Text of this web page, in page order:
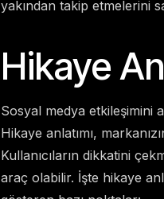
yakından takip etmelerini
Hikaye
Sosyal medya etkileşimini
Hikaye anlatımı,
Kullanıcıların dikkatini
araç olabilir. İşte hikaye